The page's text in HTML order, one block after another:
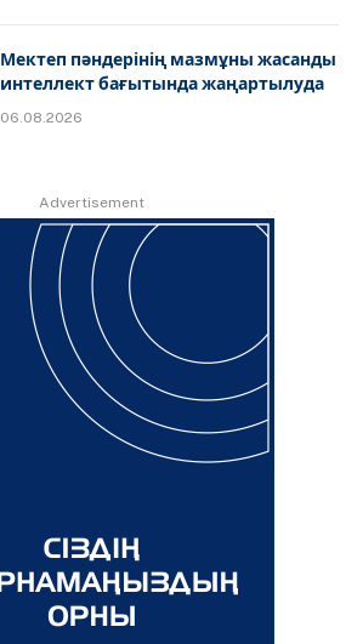
Мектеп пәндерінің мазмұны жасанды
интеллект бағытында жаңартылуда
06.08.2026
Advertisement